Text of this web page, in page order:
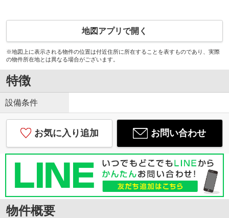
地図アプリで開く
※地図上に表示される物件の位置は付近住所に所在することを表すものであり、実際
の物件所在地とは異なる場合がございます。
特徴
設備条件
お気に入り追加 お問い合わせ
物件概要